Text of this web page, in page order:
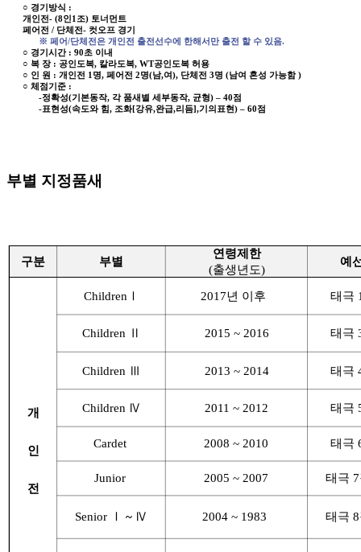
○ 경기방식 :
개인전- (8인1조) 토너먼트
페어전 / 단체전- 컷오프 경기
※ 페어/단체전은 개인전 출전선수에 한해서만 출전 할 수 있음.
○ 경기시간 : 90초 이내
○ 복 장 : 공인도복, 칼라도복, WT공인도복 허용
○ 인 원 : 개인전 1명, 페어전 2명(남,여), 단체전 3명 (남여 혼성 가능함 )
○ 체점기준 :
-정확성(기본동작, 각 품새별 세부동작, 균형) – 40점
-표현성(속도와 힘, 조화[강유,완급,리듬],기의표현) – 60점
부별 지정품새
구분 부별
연령제한
(출생년도)
예
개
인
전
ChildrenⅠ 2017년 이후 태극
Children Ⅱ 2015 ~ 2016 태극
Children Ⅲ 2013 ~ 2014 태극
Children Ⅳ 2011 ~ 2012 태극
Cardet 2008 ~ 2010 태극
Junior 2005 ~ 2007 태극
Senior Ⅰ~ Ⅳ 2004 ~ 1983 태극